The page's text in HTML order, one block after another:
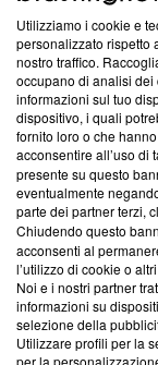
Questa sezione
News, sui nostri
creare news di
‘Trust Project -
ancora membro
parte; Trust
conformità agli
Su di noi
Team editoriale
Corporate
Redazione
Utilizziamo i cookie e
personalizzato rispetto
nostro traffico.
occupano di analisi
informazioni sul tuo
dispositivo, i quali
fornito loro o che
acconsentire all’uso di
presente su questo
eventualmente
parte dei partner terzi,
Chiudendo questo
acconsenti al
l’utilizzo di cookie o
Noi e i nostri partner
informazioni su
selezione della
Utilizzare profili per la
per la